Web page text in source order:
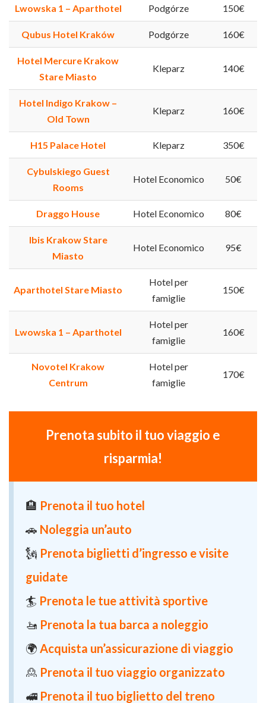
Lwowska 1 – Aparthotel Podgórze 150€
Qubus Hotel Kraków Podgórze 160€
Hotel Mercure Krakow
Stare Miasto
Kleparz 140€
Hotel Indigo Krakow –
Old Town
Kleparz 160€
H15 Palace Hotel Kleparz 350€
Cybulskiego Guest
Rooms
Hotel Economico 50€
Draggo House Hotel Economico 80€
Ibis Krakow Stare
Miasto
Hotel Economico 95€
Aparthotel Stare Miasto
Hotel per
famiglie
150€
Lwowska 1 – Aparthotel
Hotel per
famiglie
160€
Novotel Krakow
Centrum
Hotel per
famiglie
170€
Prenota subito il tuo viaggio e
risparmia!
🏨 Prenota il tuo hotel
🚗 Noleggia un’auto
🗽 Prenota biglietti d’ingresso e visite
guidate
🏄 Prenota le tue attività sportive
🚤 Prenota la tua barca a noleggio
🌍 Acquista un’assicurazione di viaggio
🙎 Prenota il tuo viaggio organizzato
🚅 Prenota il tuo biglietto del treno